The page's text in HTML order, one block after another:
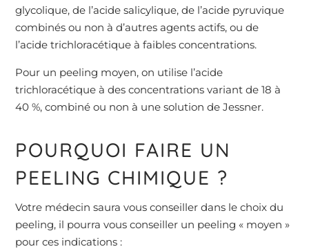
glycolique, de l’acide salicylique, de l’acide pyruvique
combinés ou non à d’autres agents actifs, ou de
l’acide trichloracétique à faibles concentrations.
Pour un peeling moyen, on utilise l’acide
trichloracétique à des concentrations variant de 18 à
40 %, combiné ou non à une solution de Jessner.
POURQUOI FAIRE UN
PEELING CHIMIQUE ?
Votre médecin saura vous conseiller dans le choix du
peeling, il pourra vous conseiller un peeling « moyen »
pour ces indications :